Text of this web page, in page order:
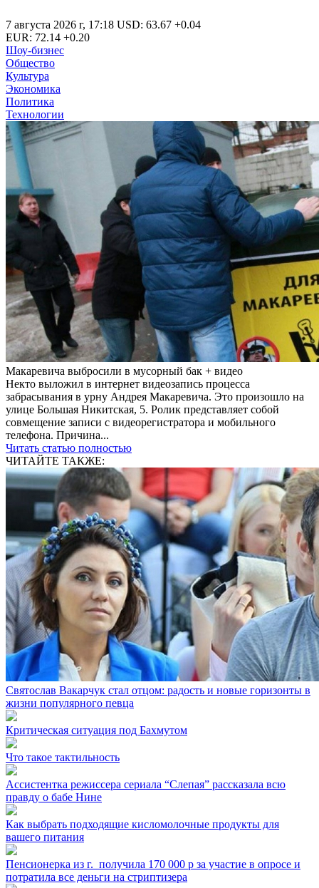
7 августа 2026 г, 17:18 USD: 63.67 +0.04
EUR: 72.14 +0.20
Шоу-бизнес
Общество
Культура
Экономика
Политика
Технологии
Макаревича выбросили в мусорный бак + видео
Некто выложил в интернет видеозапись процесса
забрасывания в урну Андрея Макаревича. Это произошло на
улице Большая Никитская, 5. Ролик представляет собой
совмещение записи с видеорегистратора и мобильного
телефона. Причина...
Читать статью полностью
ЧИТАЙТЕ ТАКЖЕ:
Святослав Вакарчук стал отцом: радость и новые горизонты в
жизни популярного певца
Критическая ситуация под Бахмутом
Что такое тактильность
Ассистентка режиссера сериала “Слепая” рассказала всю
правду о бабе Нине
Как выбрать подходящие кисломолочные продукты для
вашего питания
Пенсионерка из г. ⁣ получила 170 000 р за участие в опросе и
потратила все деньги на стриптизера